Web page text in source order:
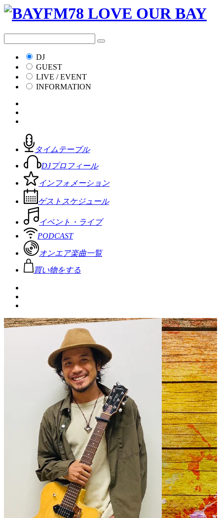
DJ
GUEST
LIVE / EVENT
INFORMATION
タイムテーブル
DJプロフィール
インフォメーション
ゲストスケジュール
イベント・ライブ
PODCAST
オンエア楽曲一覧
買い物をする